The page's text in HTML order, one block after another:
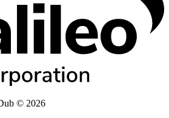
© 2026